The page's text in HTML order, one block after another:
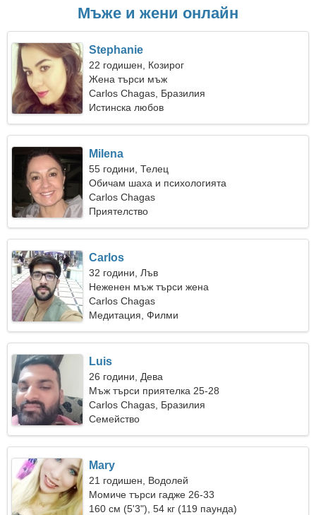
Мъже и жени онлайн
Stephanie
22 годишен, Козирог
Жена търси мъж
Carlos Chagas, Бразилия
Истинска любов
Milena
55 години, Телец
Обичам шаха и психологията
Carlos Chagas
Приятелство
Carlos
32 години, Лъв
Неженен мъж търси жена
Carlos Chagas
Медитация, Филми
Luis
26 години, Дева
Мъж търси приятелка 25-28
Carlos Chagas, Бразилия
Семейство
Mary
21 годишен, Водолей
Момиче търси гадже 26-33
160 см (5'3"), 54 кг (119 паунда)